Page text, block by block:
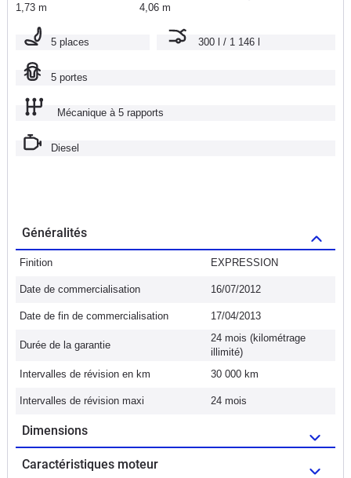
1,73 m 4,06 m
5 places 300 l / 1 146 l
5 portes
Mécanique à 5 rapports
Diesel
Généralités
Finition EXPRESSION
Date de commercialisation 16/07/2012
Date de fin de commercialisation 17/04/2013
Durée de la garantie
24 mois (kilométrage
illimité)
Intervalles de révision en km
30 000 km
Intervalles de révision maxi 24 mois
Dimensions
Caractéristiques moteur